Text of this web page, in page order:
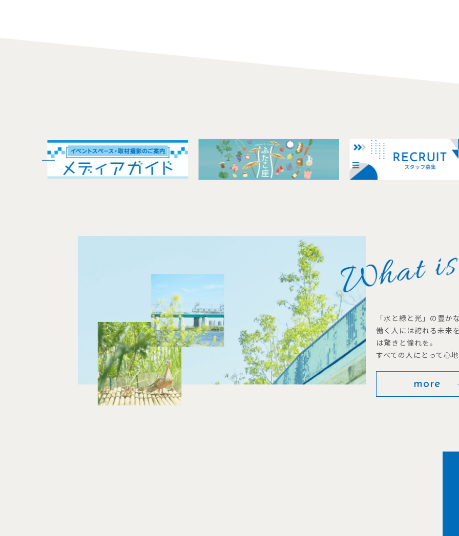
「水と緑と光」の豊
働く人には誇れる未来
は驚きと憧れを。
すべての人にとって心
more